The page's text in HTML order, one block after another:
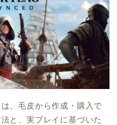
、毛皮から作成・購入で
と、実プレイに基づいた